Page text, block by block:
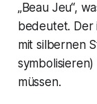
„Beau Jeu“,
bedeutet. Der
mit silbernen
müssen.